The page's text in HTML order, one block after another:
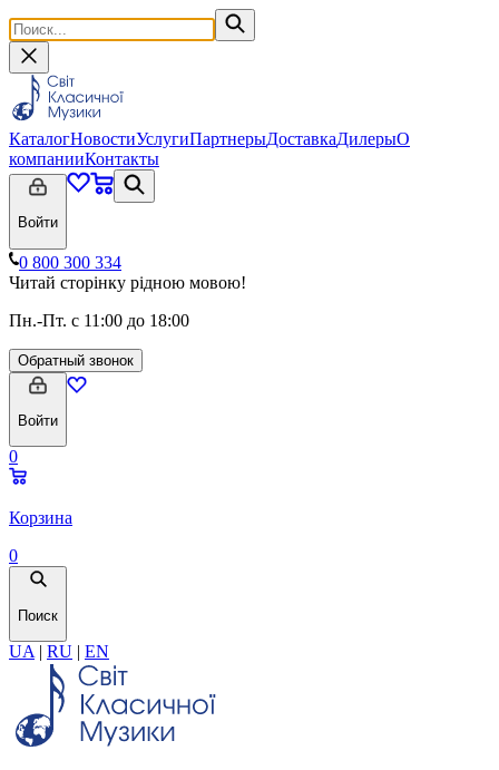
КаталогНовостиУслугиПартнерыДоставкаДилерыО
компанииКонтакты
Войти
0 800 300 334
Читай сторінку рідною мовою!
Пн.-Пт. с 11:00 до 18:00
Обратный звонок
Войти
0
Корзина
0
Поиск
UA | RU | EN